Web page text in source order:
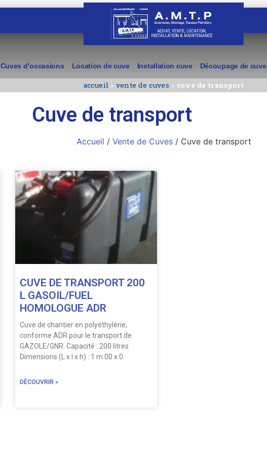
Cuves d’occasions Location de cuve Installation cuve Découpage de cuve
accueil > vente de cuves > cuve de transport
Cuve de transport
Accueil / Vente de Cuves/ Cuve de transport
CUVE DE TRANSPORT 200
L GASOIL/FUEL
HOMOLOGUE ADR
Cuve de chantier en polyéthylène,
conforme ADR pour le transport de
GAZOLE/GNR. Capacité : 200 litres
Dimensions (L x l x h) : 1 m.00 x 0
DÉCOUVRIR »